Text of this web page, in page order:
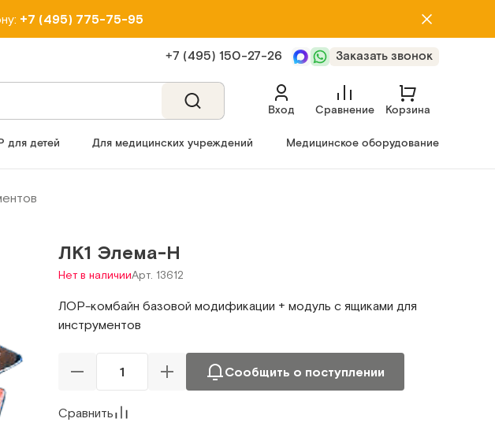
+7 (495) 775-75-95
+7 (495) 150‑27‑26 Заказать звонок
Вход Сравнение Корзина
для детей Для медицинских учреждений Медицинское оборудование
ЛК1 Элема-Н
Нет в наличииАрт. 13612
ЛОР-комбайн базовой модификации + модуль с ящиками для
инструментов
Сообщить о поступлении
Сравнить